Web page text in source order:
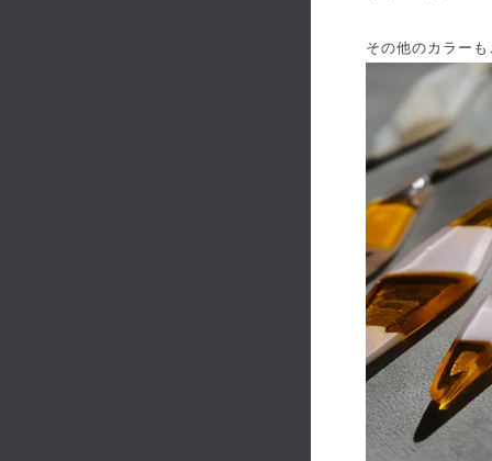
その他のカラー